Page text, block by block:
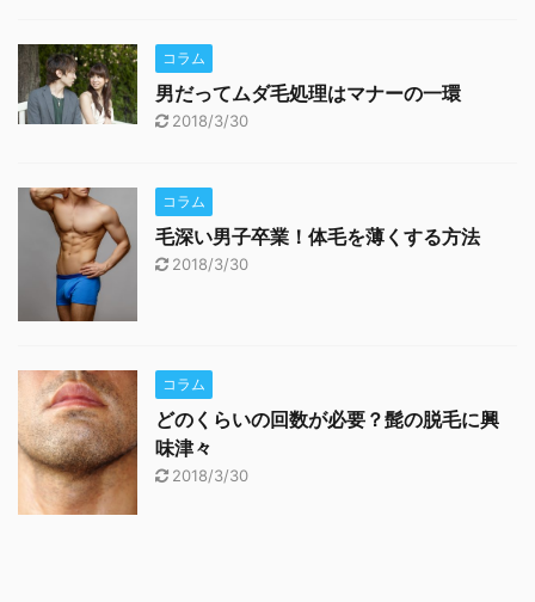
コラム
男だってムダ毛処理はマナーの一環
2018/3/30
コラム
毛深い男子卒業！体毛を薄くする方法
2018/3/30
コラム
どのくらいの回数が必要？髭の脱毛に興
味津々
2018/3/30